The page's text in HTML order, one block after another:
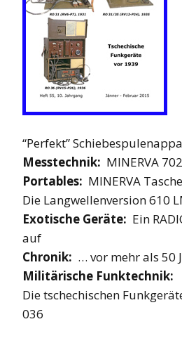
“Perfekt”
Messtechnik: MINERVA
Portables: MINERVA
Die Langwellenversion 610
Exotische Geräte: Ein
auf
Chronik: … vor mehr als 50
Militärische Funktechnik:
Die tschechischen
036